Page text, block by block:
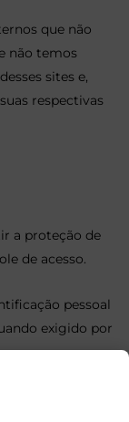
que não
não temos
sites e,
respectivas
a proteção de
de acesso.
pessoal
exigido por